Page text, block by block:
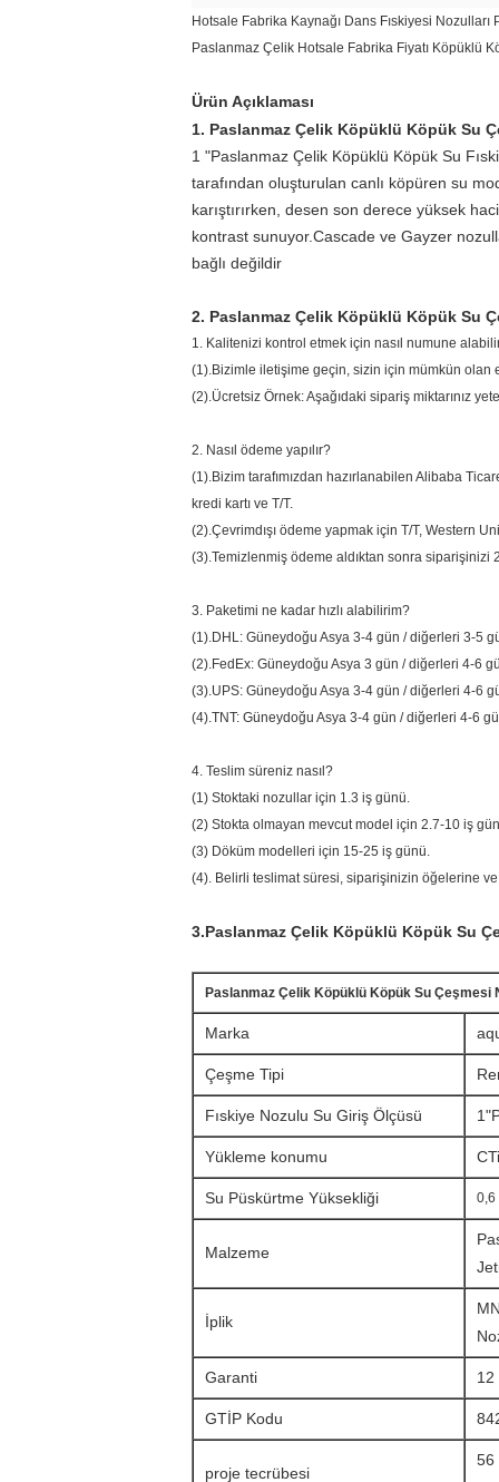
Hotsale Fabrika Kaynağı Dans Fıskiyesi
Paslanmaz Çelik Hotsale Fabrika Fiyatı Köpüklü
Ürün Açıklaması
1. Paslanmaz Çelik Köpüklü Köpük Su
1 "Paslanmaz Çelik Köpüklü Köpük Su
tarafından oluşturulan canlı köpüren su
karıştırırken, desen son derece yüksek
kontrast sunuyor.Cascade ve Gayzer
bağlı değildir
2. Paslanmaz Çelik Köpüklü Köpük Su
1. Kalitenizi kontrol etmek için nasıl numune
(1).Bizimle iletişime geçin, sizin için mümkün olan
(2).Ücretsiz Örnek: Aşağıdaki sipariş miktarınız
2. Nasıl ödeme yapılır?
(1).Bizim tarafımızdan hazırlanabilen Alibaba
kredi kartı ve T/T.
(2).Çevrimdışı ödeme yapmak için T/T, Western
(3).Temizlenmiş ödeme aldıktan sonra siparişinizi
3. Paketimi ne kadar hızlı alabilirim?
(1).DHL: Güneydoğu Asya 3-4 gün / diğerleri 3-5
(2).FedEx: Güneydoğu Asya 3 gün / diğerleri 4-6
(3).UPS: Güneydoğu Asya 3-4 gün / diğerleri 4-6
(4).TNT: Güneydoğu Asya 3-4 gün / diğerleri 4-6
4. Teslim süreniz nasıl?
(1) Stoktaki nozullar için 1.3 iş günü.
(2) Stokta olmayan mevcut model için 2.7-10 iş
(3) Döküm modelleri için 15-25 iş günü.
(4). Belirli teslimat süresi, siparişinizin öğelerine ve
3.Paslanmaz Çelik Köpüklü Köpük Su
Paslanmaz Çelik Köpüklü Köpük Su Çeşmesi
Marka
Çeşme Tipi
Fıskiye Nozulu Su Giriş Ölçüsü 1"
Yükleme konumu C
Su Püskürtme Yüksekliği 0,6
Malzeme
İplik
Garanti 12
GTİP Kodu
proje tecrübesi
56